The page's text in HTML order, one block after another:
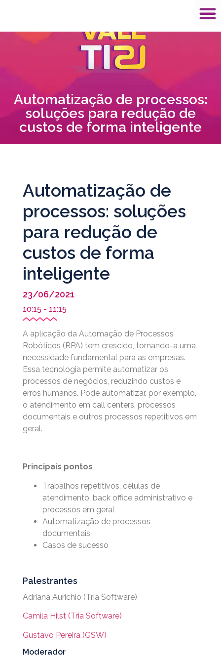
Automatização de processos:
soluções para redução de
custos de forma inteligente
Automatização de
processos: soluções
para redução de
custos de forma
inteligente
23/06/2021
10:15 - 11:15
A aplicação da Automação de Processos
Robóticos (RPA) tem crescido, tornando-a uma
necessidade fundamental para as empresas.
Essa tecnologia permite automatizar os
processos de negócios, reduzindo custos e
erros humanos. Pode automatizar, por exemplo,
o atendimento em call centers, processos
documentais e outros processos repetitivos em
geral.
Principais pontos
Trabalhos repetitivos, células de
atendimento, back office administrativo e
processos em geral
Automatização de processos
documentais
Casos de sucesso
Palestrantes
Adriana Aurichio (Tria Software)
Camila Hilst (Tria Software)
Gustavo Pereira (GSW)
Moderador